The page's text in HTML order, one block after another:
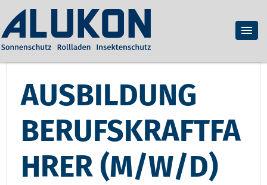
AUSBILDUNG
BERUFSKRAFTFA
HRER (M/W/D)